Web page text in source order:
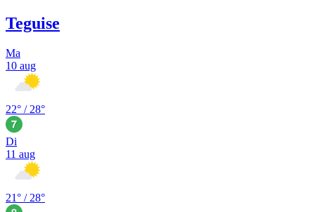
Teguise
Ma
10 aug
22° / 28°
Di
11 aug
21° / 28°